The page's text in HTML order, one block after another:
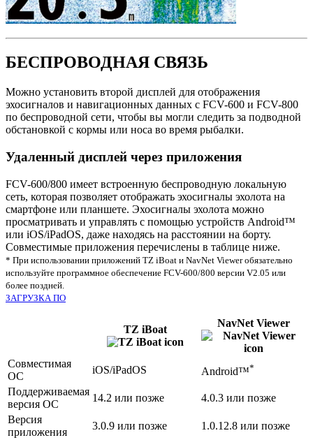
БЕСПРОВОДНАЯ СВЯЗЬ
Можно установить второй дисплей для отображения
эхосигналов и навигационных данных с FCV-600 и FCV-800
по беспроводной сети, чтобы вы могли следить за подводной
обстановкой с кормы или носа во время рыбалки.
Удаленный дисплей через приложения
FCV-600/800 имеет встроенную беспроводную локальную
сеть, которая позволяет отображать эхосигналы эхолота на
смартфоне или планшете. Эхосигналы эхолота можно
просматривать и управлять с помощью устройств Android™
или iOS/iPadOS, даже находясь на расстоянии на борту.
Совместимые приложения перечислены в таблице ниже.
* При использовании приложений TZ iBoat и NavNet Viewer обязательно
используйте программное обеспечение FCV-600/800 версии V2.05 или
более поздней.
ЗАГРУЗКА ПО
TZ iBoat
NavNet Viewer
Совместимая
ОС
iOS/iPadOS Android™*
Поддерживаемая
версия ОС
14.2 или позже
4.0.3 или позже
Версия
приложения
3.0.9 или позже 1.0.12.8 или позже